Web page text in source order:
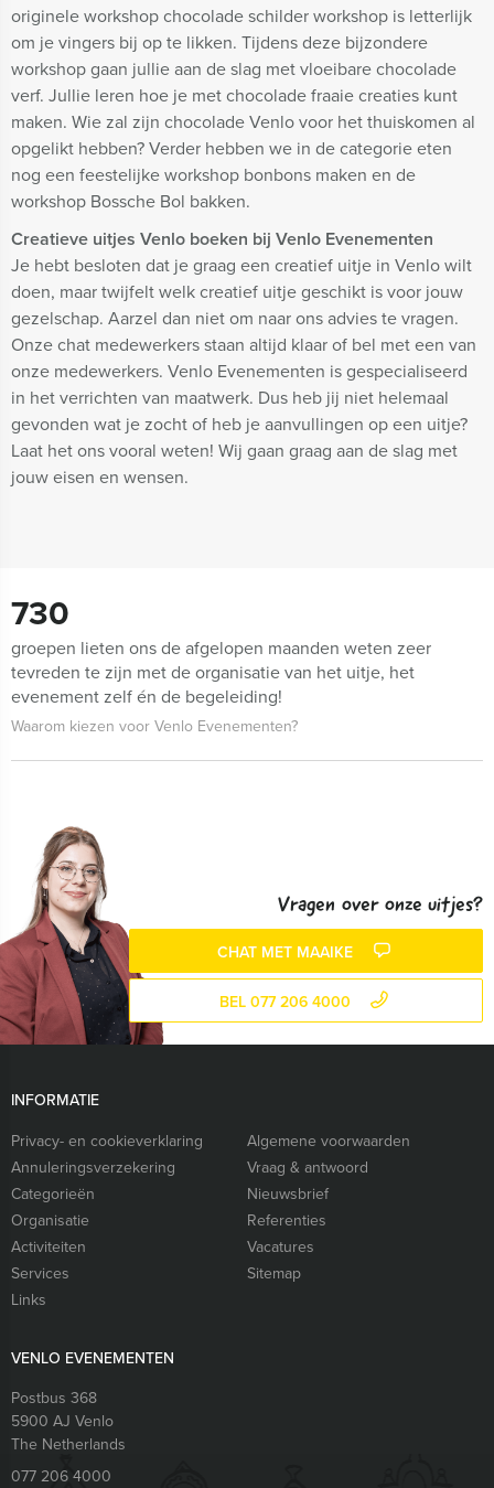
originele workshop chocolade schilder workshop is letterlijk
om je vingers bij op te likken. Tijdens deze bijzondere
workshop gaan jullie aan de slag met vloeibare chocolade
verf. Jullie leren hoe je met chocolade fraaie creaties kunt
maken. Wie zal zijn chocolade Venlo voor het thuiskomen al
opgelikt hebben? Verder hebben we in de categorie eten
nog een feestelijke workshop bonbons maken en de
workshop Bossche Bol bakken.
Creatieve uitjes Venlo boeken bij Venlo Evenementen
Je hebt besloten dat je graag een creatief uitje in Venlo wilt
doen, maar twijfelt welk creatief uitje geschikt is voor jouw
gezelschap. Aarzel dan niet om naar ons advies te vragen.
Onze chat medewerkers staan altijd klaar of bel met een van
onze medewerkers. Venlo Evenementen is gespecialiseerd
in het verrichten van maatwerk. Dus heb jij niet helemaal
gevonden wat je zocht of heb je aanvullingen op een uitje?
Laat het ons vooral weten! Wij gaan graag aan de slag met
jouw eisen en wensen.
730
groepen lieten ons de afgelopen maanden weten zeer
tevreden te zijn met de organisatie van het uitje, het
evenement zelf én de begeleiding!
Waarom kiezen voor Venlo Evenementen?
Vragen over onze uitjes?
CHAT MET MAAIKE
BEL 077 206 4000
INFORMATIE
Privacy- en cookieverklaring
Algemene voorwaarden
Annuleringsverzekering
Vraag & antwoord
Categorieën
Nieuwsbrief
Organisatie
Referenties
Activiteiten
Vacatures
Services
Sitemap
Links
VENLO EVENEMENTEN
Postbus 368
5900 AJ Venlo
The Netherlands
077 206 4000